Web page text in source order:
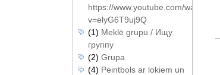
https://www.youtube.com/watch?
v=elyG6T9uj9Q
(1) Meklē grupu / Ищу
группу
(2) Grupa
(4) Peintbols ar lokiem un